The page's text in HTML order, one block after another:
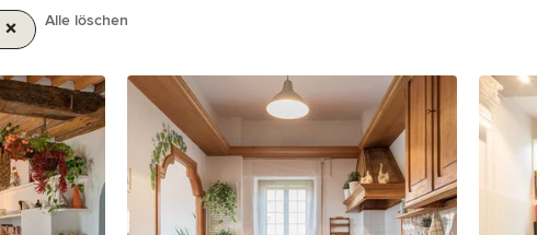
Alle löschen